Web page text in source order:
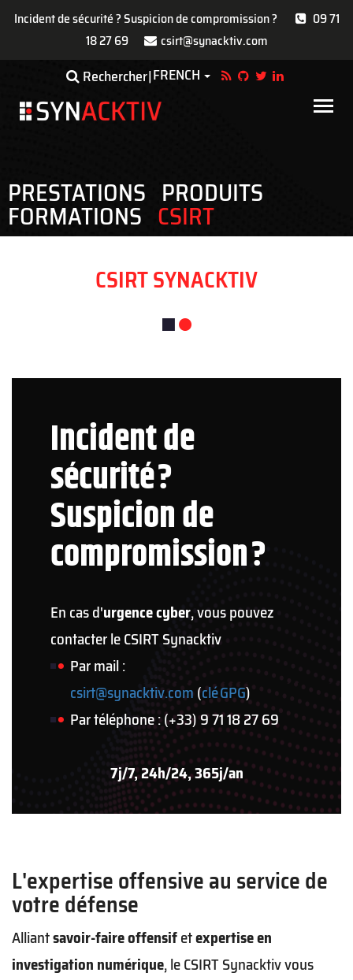
Incident de sécurité ? Suspicion de compromission ?
09 71
18 27 69
csirt@synacktiv.com
contenu
Rechercher FRENCH Toggle Dropdown
Main
PRESTATIONS PRODUITS
FORMATIONS CSIRT
CSIRT SYNACKTIV
Incident de
sécurité ?
Suspicion de
compromission ?
En cas d'urgence cyber, vous pouvez
contacter le CSIRT Synacktiv
Par mail :
csirt@synacktiv.com (clé GPG)
Par téléphone : (+33) 9 71 18 27 69
7j/7, 24h/24, 365j/an
L'expertise offensive au service de
votre défense
Alliantsavoir-faire offensifetexpertise en
investigation numérique, le CSIRT Synacktiv vous